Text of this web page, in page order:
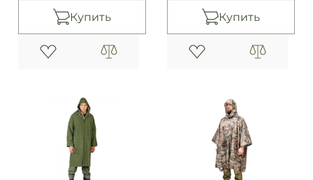
Купить Купить